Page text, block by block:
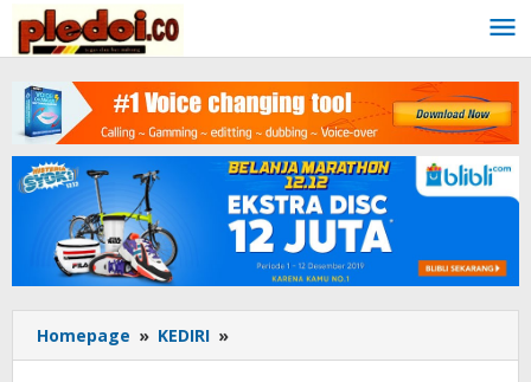
content
Homepage » KEDIRI »
Penyaluran